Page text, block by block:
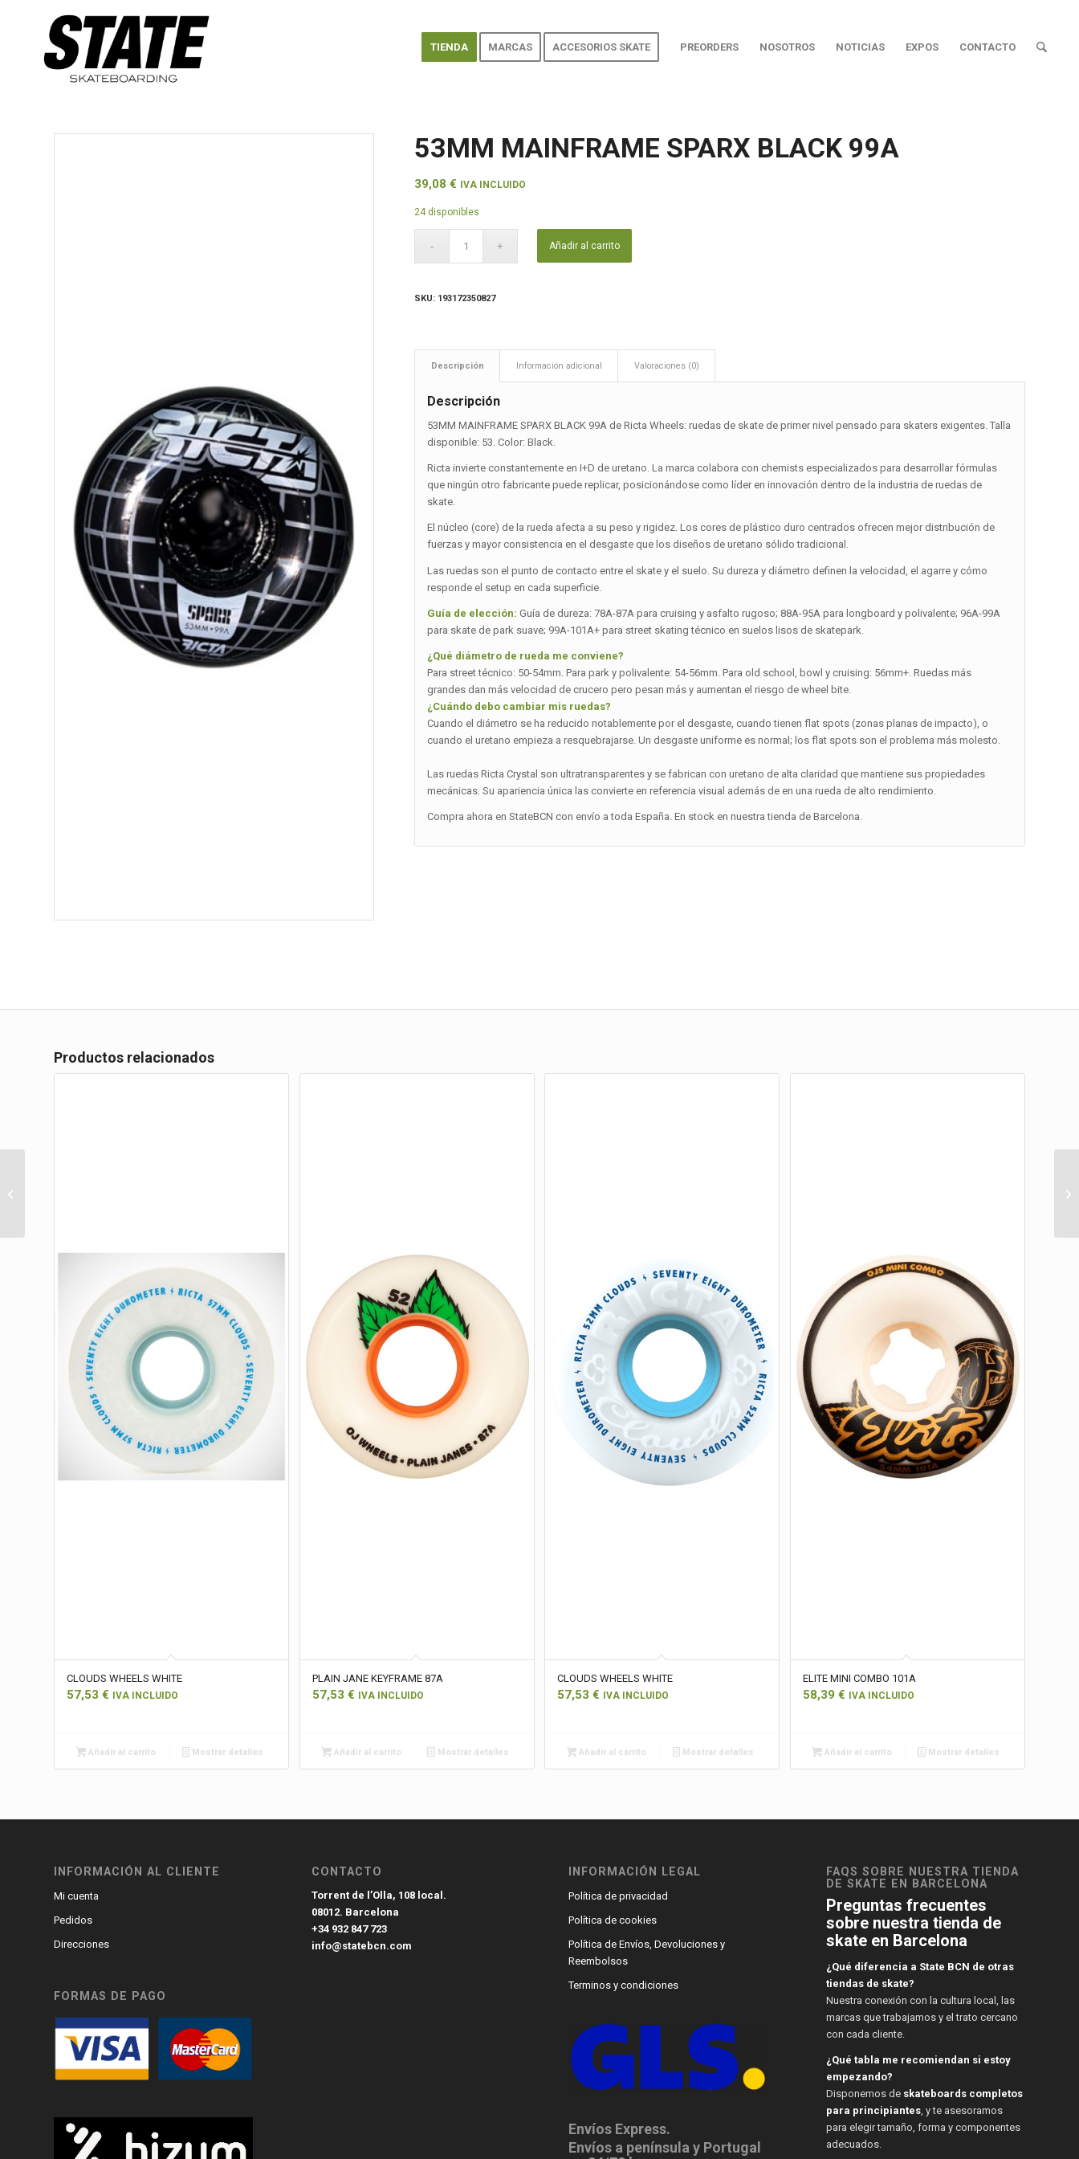
TIENDA MARCAS ACCESORIOS SKATE PREORDERS NOSOTROS NOTICIAS EXPOS CONTACTO
53MM MAINFRAME SPARX BLACK 99A
39,08€ IVA INCLUIDO
24 disponibles
Añadir al carrito
SKU: 193172350827
Descripción Información adicional Valoraciones (0)
Descripción
53MM MAINFRAME SPARX BLACK 99A de Ricta Wheels: ruedas de skate de primer nivel pensado para skaters exigentes. Talla
disponible: 53. Color: Black.
Ricta invierte constantemente en I+D de uretano. La marca colabora con chemists especializados para desarrollar fórmulas
que ningún otro fabricante puede replicar, posicionándose como líder en innovación dentro de la industria de ruedas de
skate.
El núcleo (core) de la rueda afecta a su peso y rigidez. Los cores de plástico duro centrados ofrecen mejor distribución de
fuerzas y mayor consistencia en el desgaste que los diseños de uretano sólido tradicional.
Las ruedas son el punto de contacto entre el skate y el suelo. Su dureza y diámetro definen la velocidad, el agarre y cómo
responde el setup en cada superficie.
Guía de elección: Guía de dureza: 78A-87A para cruising y asfalto rugoso; 88A-95A para longboard y polivalente; 96A-99A
para skate de park suave; 99A-101A+ para street skating técnico en suelos lisos de skatepark.
¿Qué diámetro de rueda me conviene?
Para street técnico: 50-54mm. Para park y polivalente: 54-56mm. Para old school, bowl y cruising: 56mm+. Ruedas más
grandes dan más velocidad de crucero pero pesan más y aumentan el riesgo de wheel bite.
¿Cuándo debo cambiar mis ruedas?
Cuando el diámetro se ha reducido notablemente por el desgaste, cuando tienen flat spots (zonas planas de impacto), o
cuando el uretano empieza a resquebrajarse. Un desgaste uniforme es normal; los flat spots son el problema más molesto.
Las ruedas Ricta Crystal son ultratransparentes y se fabrican con uretano de alta claridad que mantiene sus propiedades
mecánicas. Su apariencia única las convierte en referencia visual además de en una rueda de alto rendimiento.
Compra ahora en StateBCN con envío a toda España. En stock en nuestra tienda de Barcelona.
Productos relacionados
CLOUDS WHEELS WHITE
57,53 € IVA INCLUIDO
Añadir al carrito Mostrar detalles
PLAIN JANE KEYFRAME 87A
57,53 € IVA INCLUIDO
Añadir al carrito Mostrar detalles
CLOUDS WHEELS WHITE
57,53€ IVA INCLUIDO
Añadir al carrito Mostrar detalles
ELITE MINI COMBO 101A
58,39 € IVA INCLUIDO
Añadir al carrito Mostrar detalles
INFORMACIÓN AL CLIENTE
Mi cuenta
Pedidos
Direcciones
FORMAS DE PAGO
CONTACTO
Torrent de l’Olla, 108 local.
08012. Barcelona
+34 932 847 723
info@statebcn.com
INFORMACIÓN LEGAL
Política de privacidad
Política de cookies
Política de Envíos, Devoluciones y
Reembolsos
Terminos y condiciones
Envíos Express.
Envíos a península y Portugal
FAQS SOBRE NUESTRA TIENDA
DE SKATE EN BARCELONA
Preguntas frecuentes
sobre nuestra tienda de
skate en Barcelona
¿Qué diferencia a State BCN de otras
tiendas de skate?
Nuestra conexión con la cultura local, las
marcas que trabajamos y el trato cercano
con cada cliente.
¿Qué tabla me recomiendan si estoy
empezando?
Disponemos de skateboards completos
para principiantes, y te asesoramos
para elegir tamaño, forma y componentes
adecuados.